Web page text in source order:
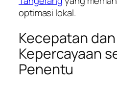
optimasi lokal.
Kecepatan dan
Kepercayaan
Penentu